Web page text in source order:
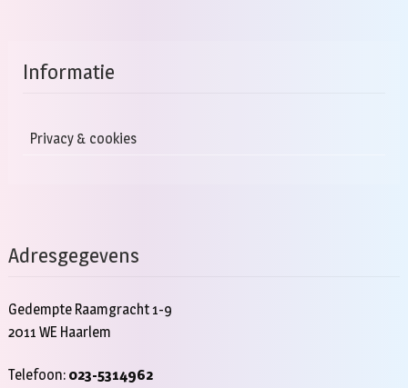
Informatie
Privacy & cookies
Adresgegevens
Gedempte Raamgracht 1-9
2011 WE Haarlem
Telefoon: 023-5314962